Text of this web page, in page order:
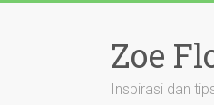
Zoe
Inspirasi dan